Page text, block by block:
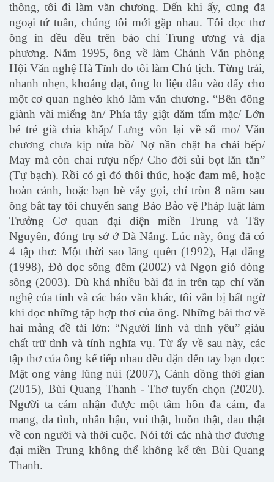
thông, tôi đi làm văn chương. Đến khi ấy, cũng đã
ngoại tứ tuần, chúng tôi mới gặp nhau. Tôi đọc thơ
ông in đều đều trên báo chí Trung ương và địa
phương. Năm 1995, ông về làm Chánh Văn phòng
Hội Văn nghệ Hà Tĩnh do tôi làm Chủ tịch. Từng trải,
nhanh nhẹn, khoáng đạt, ông lo liệu đâu vào đấy cho
một cơ quan nghèo khó làm văn chương. “Bên đông
giành vài miếng ăn/ Phía tây giật dăm tấm mặc/ Lớn
bé trẻ già chia khắp/ Lưng vốn lại về số mo/ Văn
chương chưa kịp nửa bồ/ Nợ nần chật ba chái bếp/
May mà còn chai rượu nếp/ Cho đời sủi bọt lăn tăn”
(Tự bạch). Rồi có gì đó thôi thúc, hoặc đam mê, hoặc
hoàn cảnh, hoặc bạn bè vẫy gọi, chỉ tròn 8 năm sau
ông bắt tay tôi chuyển sang Báo Bảo vệ Pháp luật làm
Trưởng Cơ quan đại diện miền Trung và Tây
Nguyên, đóng trụ sở ở Đà Nẵng. Lúc này, ông đã có
4 tập thơ: Một thời sao lãng quên (1992), Hạt đắng
(1998), Đò dọc sông đêm (2002) và Ngọn gió dòng
sông (2003). Dù khá nhiều bài đã in trên tạp chí văn
nghệ của tỉnh và các báo văn khác, tôi vẫn bị bất ngờ
khi đọc những tập hợp thơ của ông. Những bài thơ về
hai mảng đề tài lớn: “Người lính và tình yêu” giàu
chất trữ tình và tính nghĩa vụ. Từ ấy về sau này, các
tập thơ của ông kế tiếp nhau đều đặn đến tay bạn đọc:
Mật ong vàng lũng núi (2007), Cánh đồng thời gian
(2015), Bùi Quang Thanh - Thơ tuyển chọn (2020).
Người ta cảm nhận được một tâm hồn đa cảm, đa
mang, đa tình, nhân hậu, vui thật, buồn thật, đau thật
về con người và thời cuộc. Nói tới các nhà thơ đương
đại miền Trung không thể không kể tên Bùi Quang
Thanh.